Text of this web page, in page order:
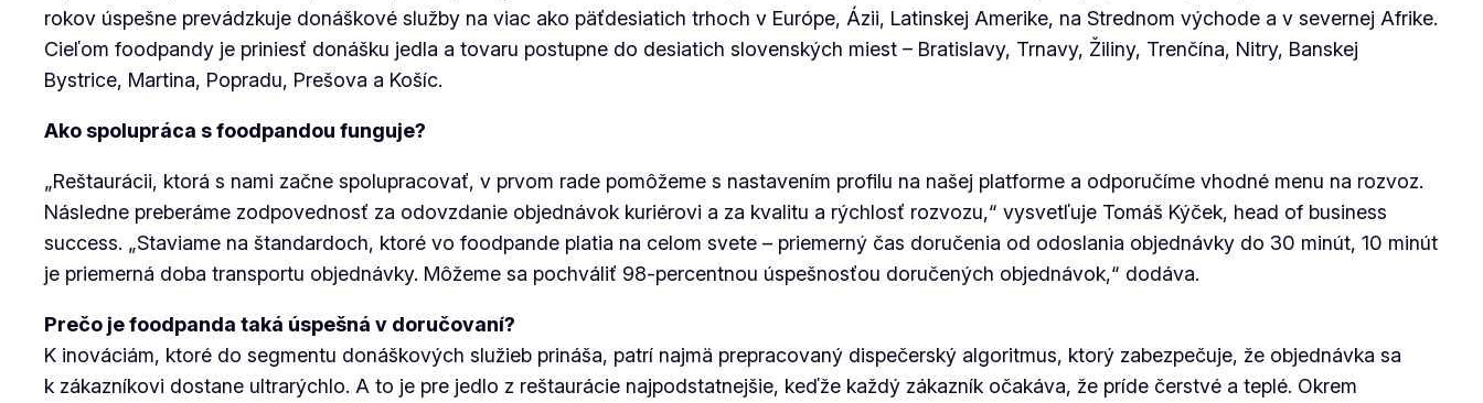
rokov úspešne prevádzkuje donáškové služby na viac ako päťdesiatich trhoch v Európe, Ázii, Latinskej Amerike, na Strednom východe a v severnej Afrike.
Cieľom foodpandy je priniesť donášku jedla a tovaru postupne do desiatich slovenských miest – Bratislavy, Trnavy, Žiliny, Trenčína, Nitry, Banskej
Bystrice, Martina, Popradu, Prešova a Košíc.
Ako spolupráca s foodpandou funguje?
„Reštaurácii, ktorá s nami začne spolupracovať, v prvom rade pomôžeme s nastavením profilu na našej platforme a odporučíme vhodné menu na rozvoz.
Následne preberáme zodpovednosť za odovzdanie objednávok kuriérovi a za kvalitu a rýchlosť rozvozu,“ vysvetľuje Tomáš Kýček, head of business
success. „Staviame na štandardoch, ktoré vo foodpande platia na celom svete – priemerný čas doručenia od odoslania objednávky do 30 minút, 10 minút
je priemerná doba transportu objednávky. Môžeme sa pochváliť 98-percentnou úspešnosťou doručených objednávok,“ dodáva.
Prečo je foodpanda taká úspešná v doručovaní?
K inováciám, ktoré do segmentu donáškových služieb prináša, patrí najmä prepracovaný dispečerský algoritmus, ktorý zabezpečuje, že objednávka sa
k zákazníkovi dostane ultrarýchlo. A to je pre jedlo z reštaurácie najpodstatnejšie, keďže každý zákazník očakáva, že príde čerstvé a teplé. Okrem